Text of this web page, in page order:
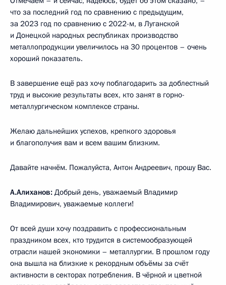
что за последний год по сравнению с предыдущим,
за 2023 год по сравнению с 2022-м, в Луганской
и Донецкой народных республиках производство
металлопродукции увеличилось на 30 процентов – очень
хороший показатель.
В завершение ещё раз хочу поблагодарить за доблестный
труд и высокие результаты всех, кто занят в горно-
металлургическом комплексе страны.
Желаю дальнейших успехов, крепкого здоровья
и благополучия вам и всем вашим близким.
Давайте начнём. Пожалуйста, Антон Андреевич, прошу Вас.
А.Алиханов: Добрый день, уважаемый Владимир
Владимирович, уважаемые коллеги!
От всей души хочу поздравить с профессиональным
праздником всех, кто трудится в системообразующей
отрасли нашей экономики – металлургии. В прошлом году
она вышла на близкие к рекордным объёмы за счёт
активности в секторах потребления. В чёрной и цветной